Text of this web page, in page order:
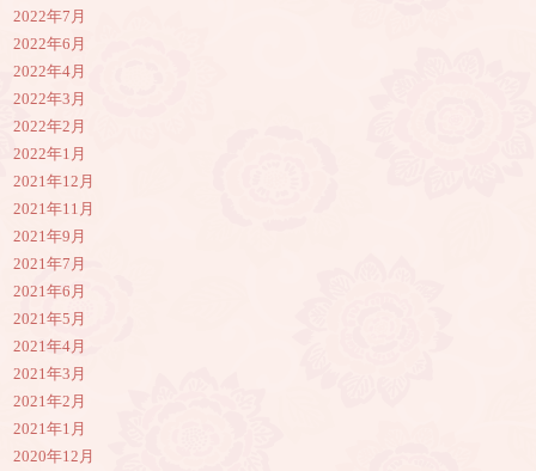
2022年7月
2022年6月
2022年4月
2022年3月
2022年2月
2022年1月
2021年12月
2021年11月
2021年9月
2021年7月
2021年6月
2021年5月
2021年4月
2021年3月
2021年2月
2021年1月
2020年12月